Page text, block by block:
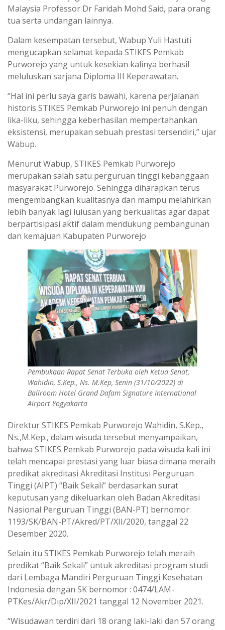
Malaysia Professor Dr Faridah Mohd Said, para orang
tua serta undangan lainnya.
Dalam kesempatan tersebut, Wabup Yuli Hastuti
mengucapkan selamat kepada STIKES Pemkab
Purworejo yang untuk kesekian kalinya berhasil
meluluskan sarjana Diploma III Keperawatan.
“Hal ini perlu saya garis bawahi, karena perjalanan
historis STIKES Pemkab Purworejo ini penuh dengan
lika-liku, sehingga keberhasilan mempertahankan
eksistensi, merupakan sebuah prestasi tersendiri,” ujar
Wabup.
Menurut Wabup, STIKES Pemkab Purworejo
merupakan salah satu perguruan tinggi kebanggaan
masyarakat Purworejo. Sehingga diharapkan terus
mengembangkan kualitasnya dan mampu melahirkan
lebih banyak lagi lulusan yang berkualitas agar dapat
berpartisipasi aktif dalam mendukung pembangunan
dan kemajuan Kabupaten Purworejo
Pembukaan Rapat Senat Terbuka oleh Ketua Senat,
Wahidin, S.Kep., Ns. M.Kep, Senin (31/10/2022) di
Ballroom Hotel Grand Dafam Signature International
Airport Yogyakarta
Direktur STIKES Pemkab Purworejo Wahidin, S.Kep.,
Ns.,M.Kep., dalam wisuda tersebut menyampaikan,
bahwa STIKES Pemkab Purworejo pada wisuda kali ini
telah mencapai prestasi yang luar biasa dimana meraih
predikat akreditasi Akreditasi Institusi Perguruan
Tinggi (AIPT) “Baik Sekali” berdasarkan surat
keputusan yang dikeluarkan oleh Badan Akreditasi
Nasional Perguruan Tinggi (BAN-PT) bernomor:
1193/SK/BAN-PT/Akred/PT/XII/2020, tanggal 22
Desember 2020.
Selain itu STIKES Pemkab Purworejo telah meraih
predikat “Baik Sekali” untuk akreditasi program studi
dari Lembaga Mandiri Perguruan Tinggi Kesehatan
Indonesia dengan SK bernomor : 0474/LAM-
PTKes/Akr/Dip/XII/2021 tanggal 12 November 2021.
“Wisudawan terdiri dari 18 orang laki-laki dan 57 orang